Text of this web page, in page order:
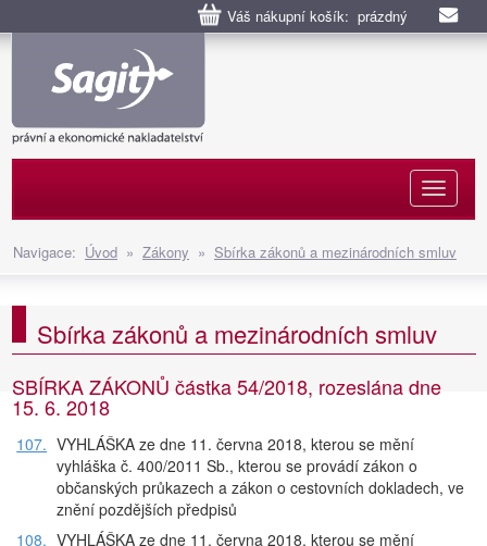
Váš nákupní košík: prázdný
Navigace: Úvod » Zákony » Sbírka zákonů a mezinárodních smluv
Sbírka zákonů a mezinárodních smluv
SBÍRKA ZÁKONŮ částka 54/2018, rozeslána dne
15. 6. 2018
107. VYHLÁŠKA ze dne 11. června 2018, kterou se mění
vyhláška č. 400/2011 Sb., kterou se provádí zákon o
občanských průkazech a zákon o cestovních dokladech, ve
znění pozdějších předpisů
108. VYHLÁŠKA ze dne 11. června 2018, kterou se mění